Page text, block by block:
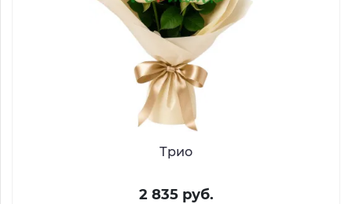
Трио
2 835 руб.